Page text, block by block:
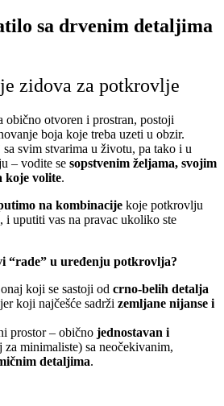
zidova za potkrovlje
obično otvoren i prostran, postoji
boja koje treba uzeti u obzir.
svim stvarima u životu, pa tako i u
– vodite se sopstvenim željama, svojim
koje volite.
na kombinacije koje potkrovlju
i uputiti vas na pravac ukoliko ste
“rade” u uređenju potkrovlja?
koji se sastoji od crno-belih detalja
koji najčešće sadrži zemljane nijanse i
prostor – obično jednostavan i
za minimaliste) sa neočekivanim,
detaljima.